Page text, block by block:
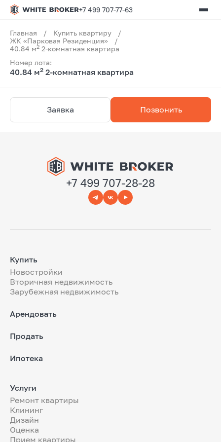
+7 499 707-77-63
Главная / Купить квартиру
/
ЖК «Парковая Резиденция»
/
40.84 м2 2-комнатная квартира
Номер лота:
40.84 м2 2-комнатная квартира
Заявка Позвонить
+7 499 707-28-28
Купить
Новостройки
Вторичная недвижимость
Зарубежная недвижимость
Арендовать
Продать
Ипотека
Услуги
Ремонт квартиры
Клининг
Дизайн
Оценка
Прием квартиры